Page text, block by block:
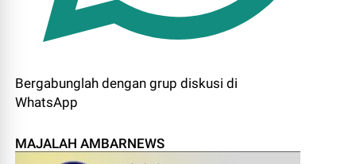
Bergabunglah dengan grup diskusi di
WhatsApp
MAJALAH AMBARNEWS